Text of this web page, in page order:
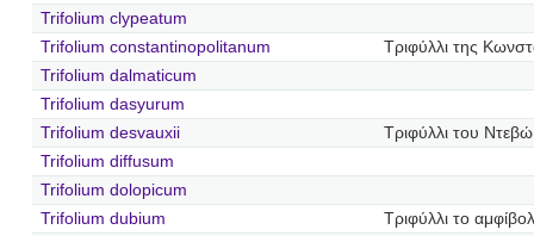
Trifolium clypeatum
Trifolium constantinopolitanum
Τριφύλλι της
Trifolium dalmaticum
Trifolium dasyurum
Trifolium desvauxii
Τριφύλλι του Ντεβώ
Trifolium diffusum
Trifolium dolopicum
Trifolium dubium
Τριφύλλι το